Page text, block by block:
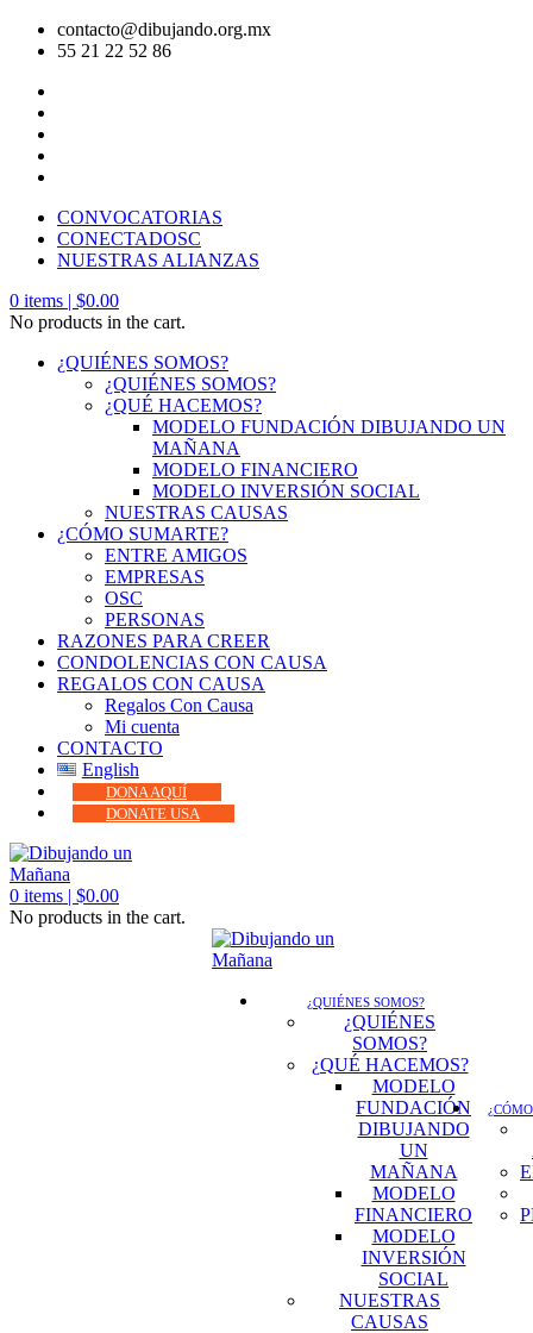
contacto@dibujando.org.mx
55 21 22 52 86
CONVOCATORIAS
CONECTADOSC
NUESTRAS ALIANZAS
0 items | $0.00
No products in the cart.
¿QUIÉNES SOMOS?
¿QUIÉNES SOMOS?
¿QUÉ HACEMOS?
MODELO FUNDACIÓN DIBUJANDO UN
MAÑANA
MODELO FINANCIERO
MODELO INVERSIÓN SOCIAL
NUESTRAS CAUSAS
¿CÓMO SUMARTE?
ENTRE AMIGOS
EMPRESAS
OSC
PERSONAS
RAZONES PARA CREER
CONDOLENCIAS CON CAUSA
REGALOS CON CAUSA
Regalos Con Causa
Mi cuenta
CONTACTO
English
DONA AQUÍ
DONATE USA
0 items | $0.00
No products in the cart.
¿QUIÉNES SOMOS?
¿QUIÉNES
SOMOS?
¿QUÉ HACEMOS?
MODELO
FUNDACIÓN
DIBUJANDO
UN
MAÑANA
MODELO
FINANCIERO
MODELO
INVERSIÓN
SOCIAL
NUESTRAS
CAUSAS